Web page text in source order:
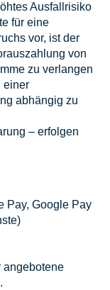
Ausfallrisiko
für eine
vor, ist der
von
zu verlangen
einer
abhängig zu
– erfolgen
Pay, Google Pay
angebotene